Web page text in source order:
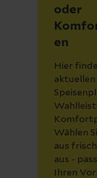
oder
en
Hier
aktuellen
Wählen
aus
aus -
Ihren